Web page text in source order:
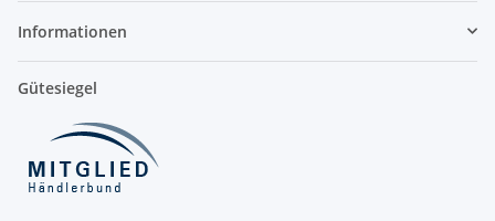
Informationen
Gütesiegel